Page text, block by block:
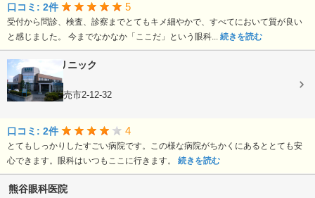
口コミ: 2件 5
受付から問診、検査、診察までとてもキメ細やかで、すべてにおいて質が良い
と感じました。 今までなかなか「ここだ」という眼科... 続きを読む
松橋眼科クリニック
眼科
青森県八戸市売市2-12-32
口コミ: 2件 4
とてもしっかりしたすごい病院です。この様な病院がちかくにあるととても安
心できます。眼科はいつもここに行きます。 続きを読む
熊谷眼科医院